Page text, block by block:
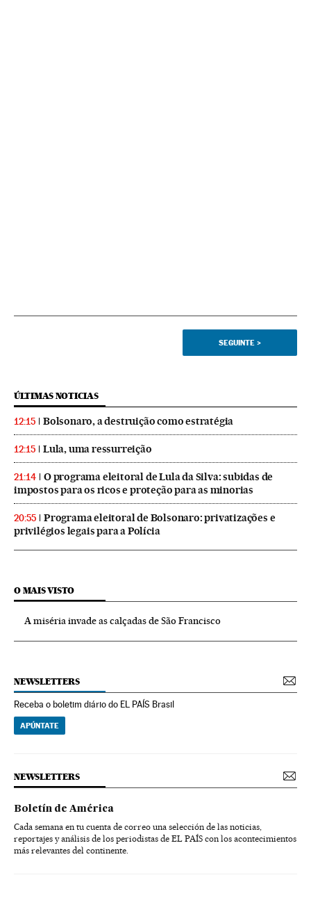
SEGUINTE >
ÚLTIMAS NOTICIAS
12:15 Bolsonaro, a destruição como estratégia
12:15 Lula, uma ressurreição
21:14
O programa eleitoral de Lula da Silva: subidas de
impostos para os ricos e proteção para as minorias
20:55
Programa eleitoral de Bolsonaro: privatizações e
privilégios legais para a Polícia
O MAIS VISTO
A miséria invade as calçadas de São Francisco
NEWSLETTERS
Receba o boletim diário do EL PAÍS Brasil
APÚNTATE
NEWSLETTERS
Boletín de América
Cada semana en tu cuenta de correo una selección de las noticias,
reportajes y análisis de los periodistas de EL PAÍS con los acontecimientos
más relevantes del continente.